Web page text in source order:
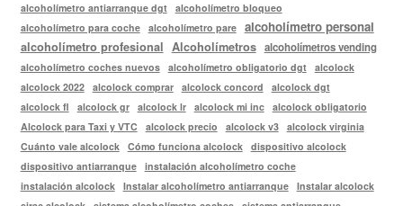
alcoholímetro antiarranque dgt
alcoholímetro bloqueo
alcoholímetro para coche
alcoholímetro pare alcoholímetro personal
alcoholímetro profesional Alcoholímetros alcoholímetros vending
alcoholímetro coches nuevos alcoholímetro obligatorio dgt
alcolock
alcolock 2022
alcolock comprar alcolock concord
alcolock dgt
alcolock fl
alcolock gr alcolock lr alcolock mi inc
alcolock obligatorio
Alcolock para Taxi y VTC
alcolock precio alcolock v3
alcolock virginia
Cuánto vale alcolock
Cómo funciona alcolock
dispositivo alcolock
dispositivo antiarranque
instalación alcoholímetro coche
instalación alcolock
Instalar alcoholímetro antiarranque
Instalar alcolock